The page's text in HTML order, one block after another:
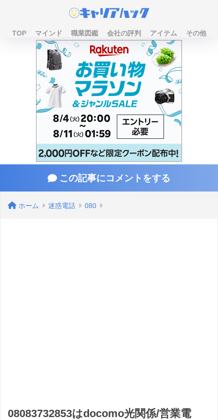
TOP マインド 職業図鑑 会社の評判 アイテム その他
この記事にコメントをする
ホーム 迷惑電話 080
08083732853はdocomo光関係/営業電